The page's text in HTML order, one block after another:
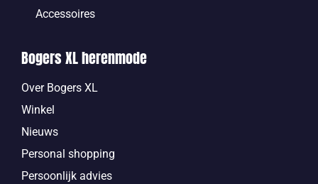
Accessoires
Bogers XL herenmode
Over Bogers XL
Winkel
Nieuws
Personal shopping
Persoonlijk advies